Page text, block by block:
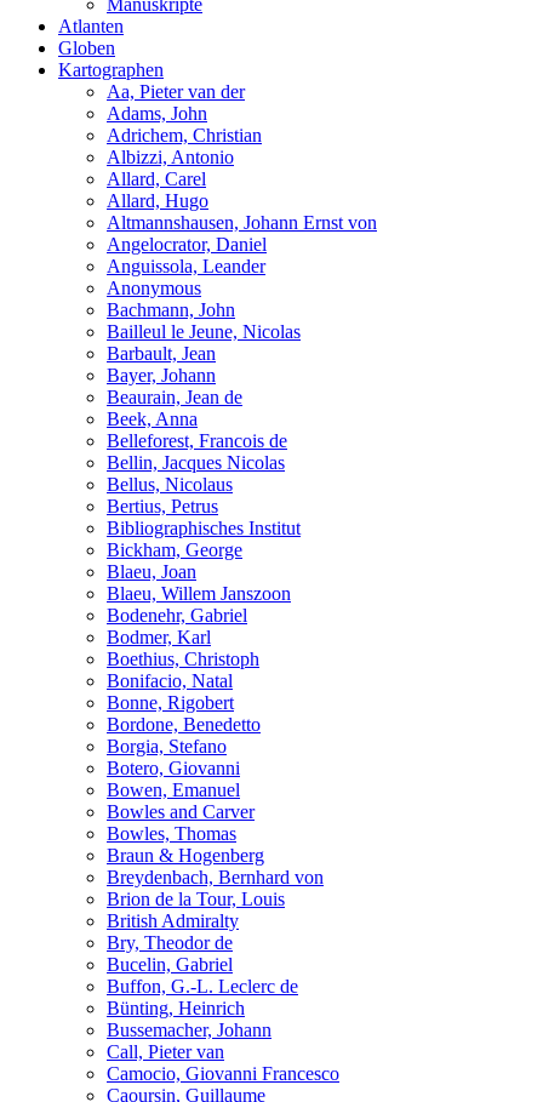
Manuskripte
Atlanten
Globen
Kartographen
Aa, Pieter van der
Adams, John
Adrichem, Christian
Albizzi, Antonio
Allard, Carel
Allard, Hugo
Altmannshausen, Johann Ernst von
Angelocrator, Daniel
Anguissola, Leander
Anonymous
Bachmann, John
Bailleul le Jeune, Nicolas
Barbault, Jean
Bayer, Johann
Beaurain, Jean de
Beek, Anna
Belleforest, Francois de
Bellin, Jacques Nicolas
Bellus, Nicolaus
Bertius, Petrus
Bibliographisches Institut
Bickham, George
Blaeu, Joan
Blaeu, Willem Janszoon
Bodenehr, Gabriel
Bodmer, Karl
Boethius, Christoph
Bonifacio, Natal
Bonne, Rigobert
Bordone, Benedetto
Borgia, Stefano
Botero, Giovanni
Bowen, Emanuel
Bowles and Carver
Bowles, Thomas
Braun & Hogenberg
Breydenbach, Bernhard von
Brion de la Tour, Louis
British Admiralty
Bry, Theodor de
Bucelin, Gabriel
Buffon, G.-L. Leclerc de
Bünting, Heinrich
Bussemacher, Johann
Call, Pieter van
Camocio, Giovanni Francesco
Caoursin, Guillaume